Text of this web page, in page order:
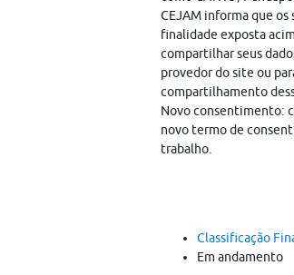
CEJAM informa que
finalidade exposta
compartilhar seus
provedor do site ou
compartilhamento
Novo consentimento:
novo termo de
trabalho.
Classificação
Em andamento